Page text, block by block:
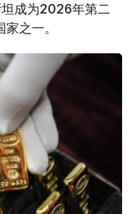
成为2026年第二
之一。